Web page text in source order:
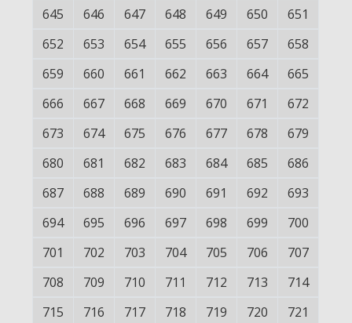
645
646 647 648 649 650
651
652
653 654 655 656 657
658
659
660 661 662 663 664
665
666
667 668 669 670 671
672
673
674 675 676 677 678
679
680
681 682 683 684 685
686
687
688 689 690 691 692
693
694
695 696 697 698 699
700
701
702 703 704 705 706
707
708
709 710 711 712 713
714
715
716 717 718 719 720
721